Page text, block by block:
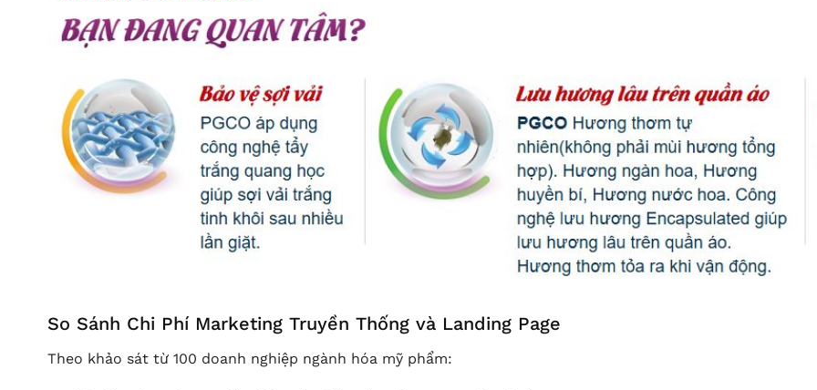
So Sánh Chi Phí Marketing Truyền Thống và Landing Page
Theo khảo sát từ 100 doanh nghiệp ngành hóa mỹ phẩm: